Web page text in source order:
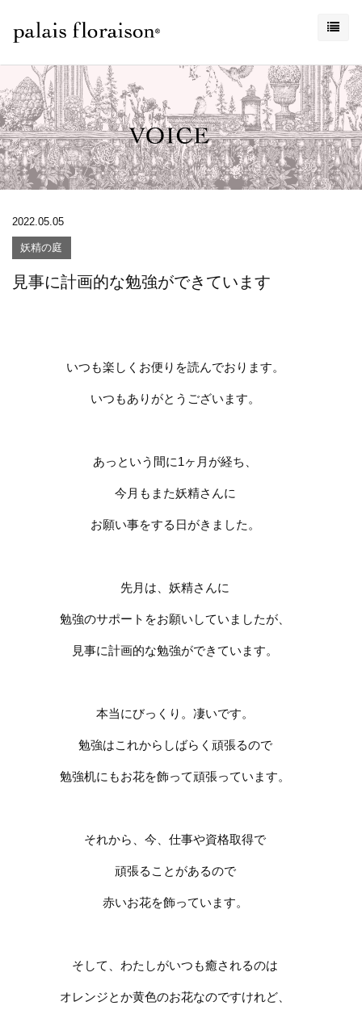
2022.05.05
妖精の庭
見事に計画的な勉強ができています
いつも楽しくお便りを読んでおります。
いつもありがとうございます。
あっという間に1ヶ月が経ち、
今月もまた妖精さんに
お願い事をする日がきました。
先月は、妖精さんに
勉強のサポートをお願いしていましたが、
見事に計画的な勉強ができています。
本当にびっくり。凄いです。
勉強はこれからしばらく頑張るので
勉強机にもお花を飾って頑張っています。
それから、今、仕事や資格取得で
頑張ることがあるので
赤いお花を飾っています。
そして、わたしがいつも癒されるのは
オレンジとか黄色のお花なのですけれど、